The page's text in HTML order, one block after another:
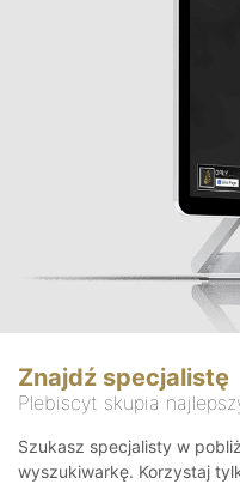
Znajdź specjalistę
Plebiscyt skupia
Szukasz specjalisty w
wyszukiwarkę. Korzystaj